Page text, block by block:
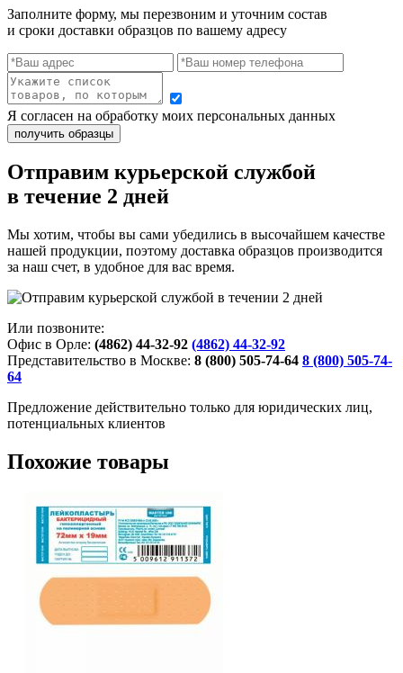
Заполните форму, мы перезвоним и уточним состав
и сроки доставки образцов по вашему адресу
Я согласен на обработку моих персональных данных
Отправим курьерской службой
в течение 2 дней
Мы хотим, чтобы вы сами убедились в высочайшем качестве
нашей продукции, поэтому доставка образцов производится
за наш счет, в удобное для вас время.
Или позвоните:
Офис в Орле: (4862) 44-32-92 (4862) 44-32-92
Представительство в Москве: 8 (800) 505-74-64 8 (800) 505-74-
64
Предложение действительно только для юридических лиц,
потенциальных клиентов
Похожие товары